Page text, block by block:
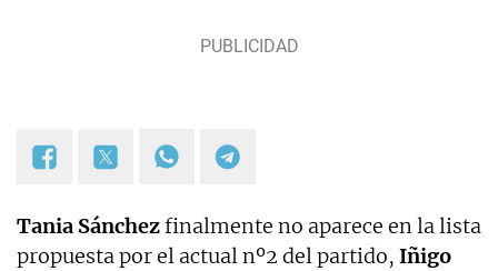
Tania Sánchezfinalmente no aparece en la lista
propuesta por el actual nº2 del partido, Iñigo